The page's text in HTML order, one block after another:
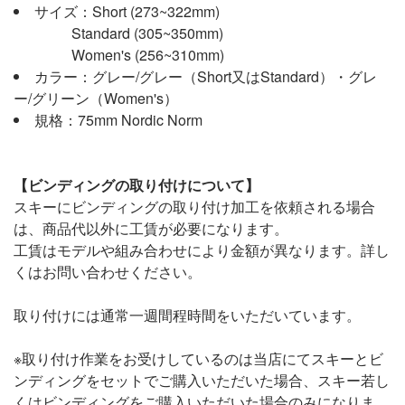
サイズ：Short (273~322mm)
Standard (305~350mm)
Women's (256~310mm)
カラー：グレー/グレー（Short又はStandard）・グレ
ー/グリーン（Women's）
規格：75mm Nordic Norm
【ビンディングの取り付けについて】
スキーにビンディングの取り付け加工を依頼される場合
は、商品代以外に工賃が必要になります。
工賃はモデルや組み合わせにより金額が異なります。詳し
くはお問い合わせください。
取り付けには通常一週間程時間をいただいています。
※取り付け作業をお受けしているのは当店にてスキーとビ
ンディングをセットでご購入いただいた場合、スキー若し